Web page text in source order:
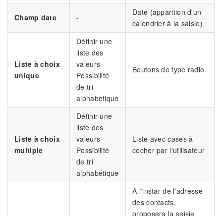
Champ date -
Date (apparition d'un
calendrier à la saisie)
Liste à choix
unique
Définir une
liste des
valeurs
Possibilité
de tri
alphabétique
Boutons de type radio
Liste à choix
multiple
Définir une
liste des
valeurs
Possibilité
de tri
alphabétique
Liste avec cases à
cocher par l'utilisateur
A l'instar de l'adresse
des contacts,
proposera la saisie